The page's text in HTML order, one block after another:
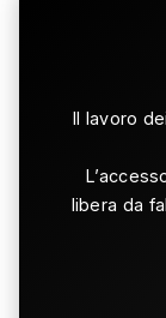
Il lavoro
libera da